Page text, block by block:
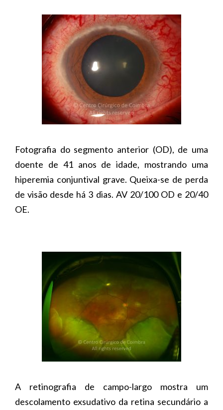
Fotografia do segmento anterior (OD), de uma
doente de 41 anos de idade, mostrando uma
hiperemia conjuntival grave. Queixa-se de perda
de visão desde há 3 dias. AV 20/100 OD e 20/40
OE.
A retinografia de campo-largo mostra um
descolamento exsudativo da retina secundário a